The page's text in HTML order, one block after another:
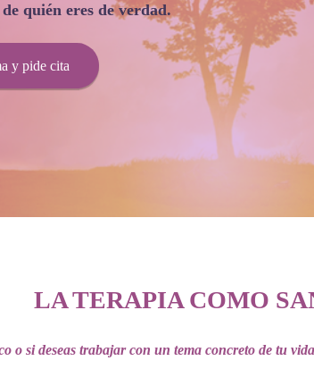
quién eres de verdad.
y pide cita
LA TERAPIA COMO
o si deseas trabajar con un tema concreto de tu